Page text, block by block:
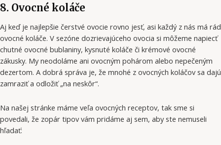
8. Ovocné koláče
Aj keď je najlepšie čerstvé ovocie rovno jesť, asi každý z nás má rád
ovocné koláče. V sezóne dozrievajúceho ovocia si môžeme napiecť
chutné ovocné bublaniny, kysnuté koláče či krémové ovocné
zákusky. My neodoláme ani ovocným pohárom alebo nepečeným
dezertom. A dobrá správa je, že mnohé z ovocných koláčov sa dajú
zamraziť a odložiť „na neskôr“.
Na našej stránke máme veľa ovocných receptov, tak sme si
povedali, že zopár tipov vám pridáme aj sem, aby ste nemuseli
hľadať: